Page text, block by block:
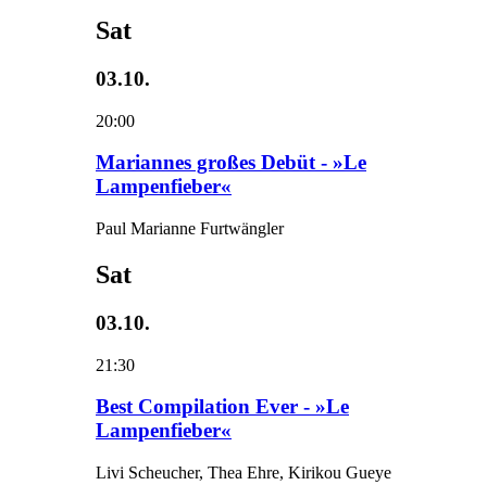
Sat
03.10.
20:00
Mariannes großes Debüt - »Le
Lampenfieber«
Paul Marianne Furtwängler
Sat
03.10.
21:30
Best Compilation Ever - »Le
Lampenfieber«
Livi Scheucher, Thea Ehre, Kirikou Gueye